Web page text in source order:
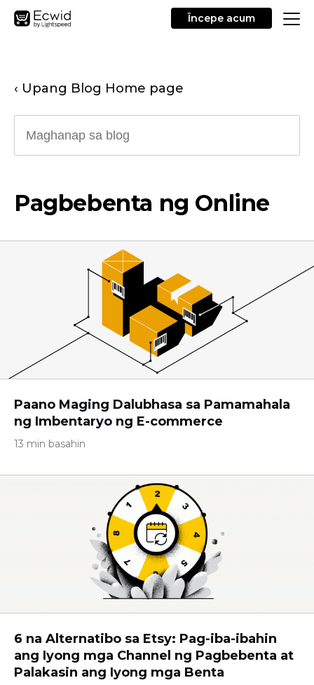
Începe acum
‹ Upang Blog Home page
Pagbebenta ng Online
Paano Maging Dalubhasa sa Pamamahala
ng Imbentaryo ng E-commerce
13 min basahin
6 na Alternatibo sa Etsy: Pag-iba-ibahin
ang Iyong mga Channel ng Pagbebenta at
Palakasin ang Iyong mga Benta